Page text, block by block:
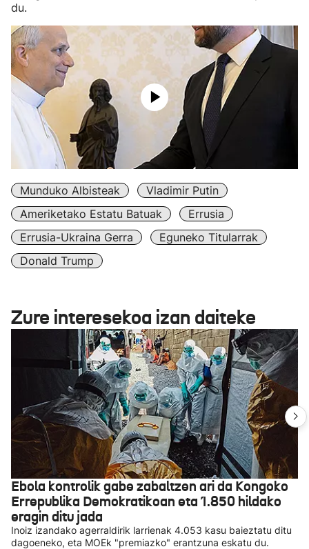
du.
Munduko Albisteak
Vladimir Putin
Ameriketako Estatu Batuak
Errusia
Errusia-Ukraina Gerra
Eguneko Titularrak
Donald Trump
Zure interesekoa izan daiteke
Ebola kontrolik gabe zabaltzen ari da Kongoko
Errepublika Demokratikoan eta 1.850 hildako
eragin ditu jada
Inoiz izandako agerraldirik larrienak 4.053 kasu baieztatu ditu
dagoeneko, eta MOEk "premiazko" erantzuna eskatu du.